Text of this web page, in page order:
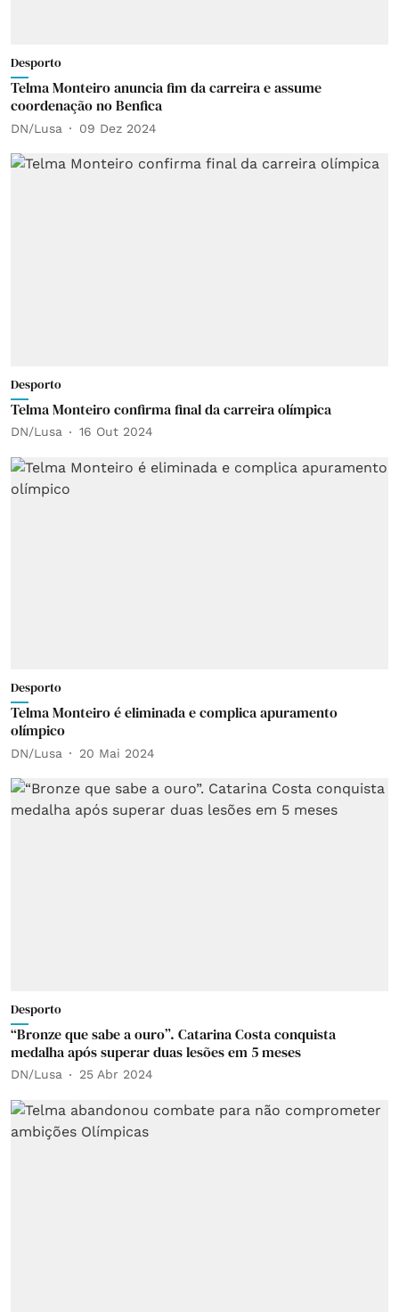
Desporto
Telma Monteiro anuncia fim da carreira e assume
coordenação no Benfica
DN/Lusa 09 Dez 2024
Desporto
Telma Monteiro confirma final da carreira olímpica
DN/Lusa 16 Out 2024
Desporto
Telma Monteiro é eliminada e complica apuramento
olímpico
DN/Lusa 20 Mai 2024
Desporto
“Bronze que sabe a ouro”. Catarina Costa conquista
medalha após superar duas lesões em 5 meses
DN/Lusa 25 Abr 2024